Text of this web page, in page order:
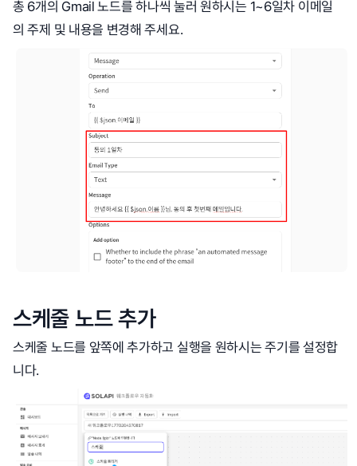
총 6개의 Gmail 노드를 하나씩 눌러 원하시는 1~6일차 이메일
의 주제 및 내용을 변경해 주세요.
스케줄 노드 추가
스케줄 노드를 앞쪽에 추가하고 실행을 원하시는 주기를 설정합
니다.